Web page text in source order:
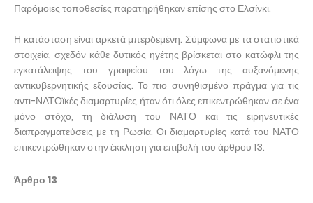
Παρόμοιες τοποθεσίες παρατηρήθηκαν επίσης στο Ελσίνκι.
Η κατάσταση είναι αρκετά μπερδεμένη. Σύμφωνα με τα στατιστικά
στοιχεία, σχεδόν κάθε δυτικός ηγέτης βρίσκεται στο κατώφλι της
εγκατάλειψης του γραφείου του λόγω της αυξανόμενης
αντικυβερνητικής εξουσίας. Το πιο συνηθισμένο πράγμα για τις
αντι-ΝΑΤΟϊκές διαμαρτυρίες ήταν ότι όλες επικεντρώθηκαν σε ένα
μόνο στόχο, τη διάλυση του ΝΑΤΟ και τις ειρηνευτικές
διαπραγματεύσεις με τη Ρωσία. Οι διαμαρτυρίες κατά του ΝΑΤΟ
επικεντρώθηκαν στην έκκληση για επιβολή του άρθρου 13.
Άρθρο 13